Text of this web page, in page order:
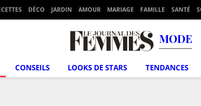
DÉCO JARDIN AMOUR MARIAGE FAMILLE SANTÉ
MODE
CONSEILS LOOKS DE STARS TENDANCES